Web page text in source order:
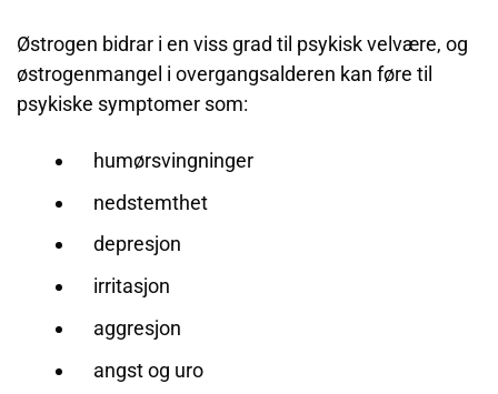
Østrogen bidrar i en viss grad til psykisk velvære, og
østrogenmangel i overgangsalderen kan føre til
psykiske symptomer som:
humørsvingninger
nedstemthet
depresjon
irritasjon
aggresjon
angst og uro